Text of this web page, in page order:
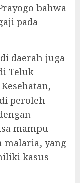
bahwa
pada
daerah juga
Teluk
peroleh
mampu
malaria, yang
kasus